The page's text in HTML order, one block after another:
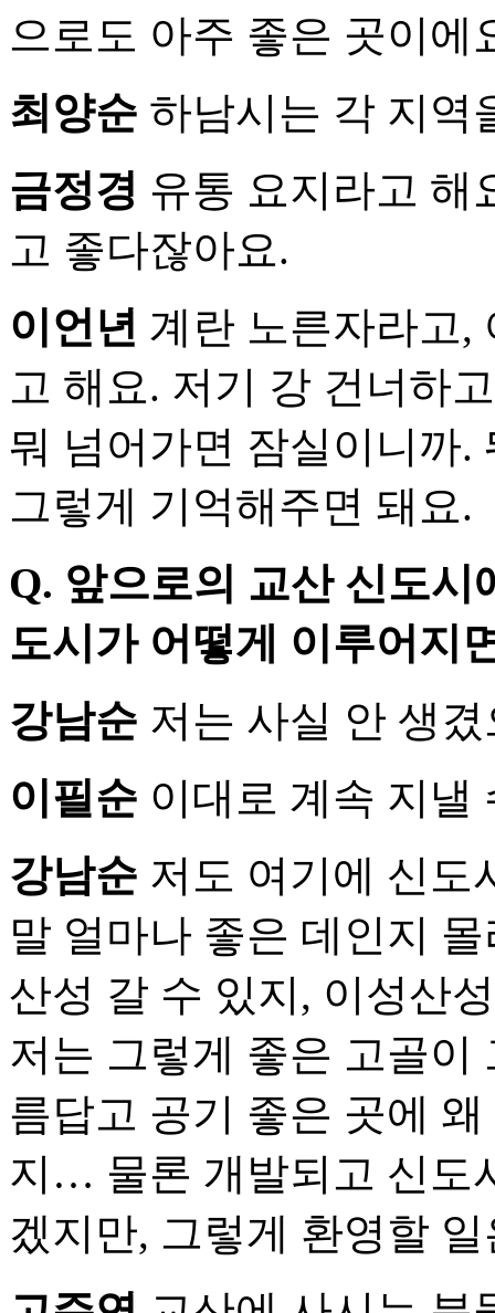
으로도 아주 좋은 곳이에
최양순 하남시는 각 지역
금정경 유통 요지라고 해
고 좋다잖아요.
이언년 계란 노른자라고,
고 해요. 저기 강 건너하
뭐 넘어가면 잠실이니까.
그렇게 기억해주면 돼요.
Q. 앞으로의 교산 신도시
도시가 어떻게 이루어지
강남순 저는 사실 안 생
이필순 이대로 계속 지낼
강남순 저도 여기에 신도
말 얼마나 좋은 데인지
산성 갈 수 있지, 이성산
저는 그렇게 좋은 고골이
름답고 공기 좋은 곳에
지… 물론 개발되고 신도
겠지만, 그렇게 환영할